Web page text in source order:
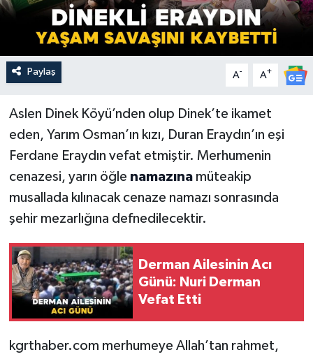
Paylaş A- A+
Aslen Dinek Köyü’nden olup Dinek’te ikamet
eden, Yarım Osman’ın kızı, Duran Eraydın’ın eşi
Ferdane Eraydın vefat etmiştir. Merhumenin
cenazesi, yarın öğle namazınamüteakip
musallada kılınacak cenaze namazı sonrasında
şehir mezarlığına defnedilecektir.
Derman Ailesinin Acı
Günü: Nuri Derman
Vefat Etti
kgrthaber.com merhumeye Allah’tan rahmet,